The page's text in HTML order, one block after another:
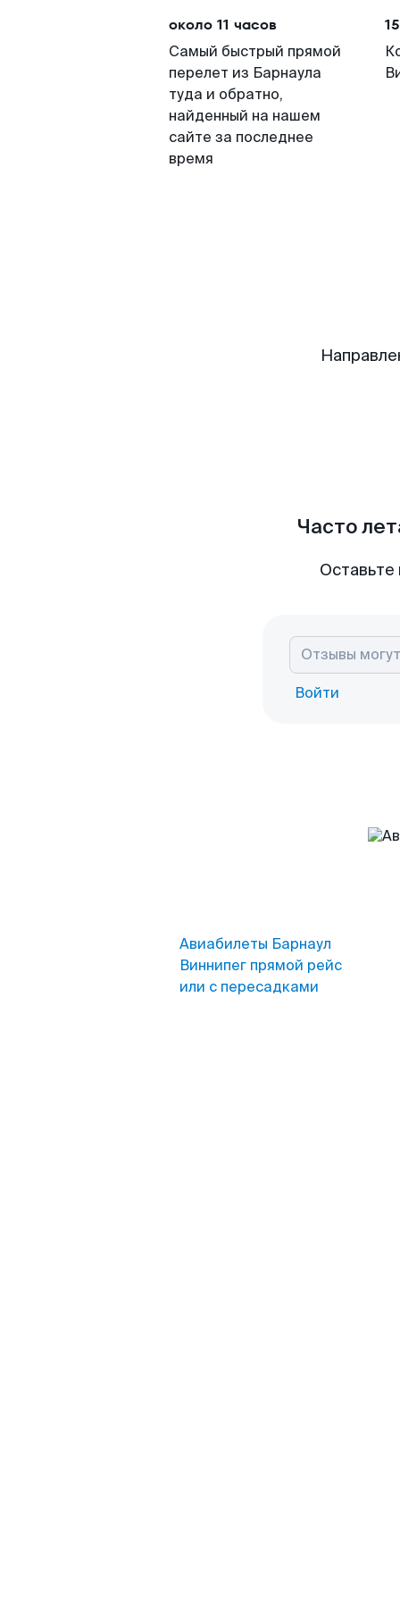
около 11 часов
Самый быстрый прямой
перелет из Барнаула
туда и обратно,
найденный на нашем
сайте за последнее
время
15
Часто
Войти
Авиабилеты Барнаул
Виннипег прямой рейс
или с пересадками